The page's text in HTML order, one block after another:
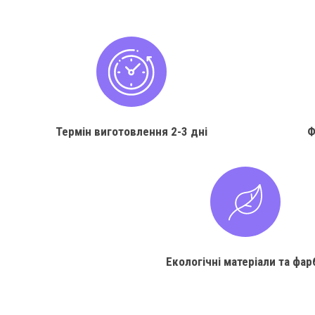
Термін виготовлення 2-3 дні
Екологічні матеріали та